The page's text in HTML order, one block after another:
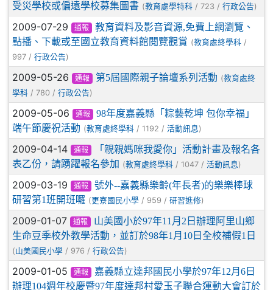
受災學校或偏遠學校募集圖書 (教育處學特科 / 723 / 行政公告)
2009-07-29 通報
教育資料及影音資源,免費上網瀏覽、
點播、下載或至國立教育資料館閱覽觀賞 (教育處終學科 /
997 / 行政公告)
2009-05-26 通報 第5屆國際親子論壇系列活動 (教育處終
學科 / 780 / 行政公告)
2009-05-06 通報
98年度嘉義縣「粽藝乾坤 包你幸福」
端午節慶祝活動 (教育處終學科 / 1192 / 活動訊息 )
2009-04-14 通報
「親親媽咪我愛你」活動計畫及報名各
表乙份，請踴躍報名參加 (教育處終學科 / 1047 / 活動訊息 )
2009-03-19 通報
號外--嘉義縣樂齡(年長者)的樂樂棒球
研習第1班開班囉 (更寮國民小學 / 959 / 研習進修)
2009-01-07 通報
山美國小於97年11月2日辦理阿里山鄉
生命豆季校外教學活動，並訂於98年1月10日全校補假1日
(山美國民小學 / 976 / 行政公告)
2009-01-05 通報
嘉義縣立達邦國民小學於97年12月6日
辦理104週年校慶暨97年度達邦村愛玉子聯合運動大會訂於